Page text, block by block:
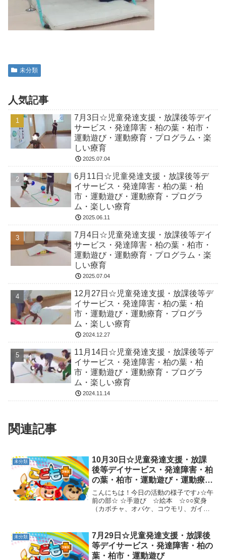
未分類
人気記事
7月3日☆児童発達支援・放課後等デイ
サービス・発達障害・柏の葉・柏市・
運動遊び・運動療育・プログラム・楽
しい療育
2025.07.04
6月11日☆児童発達支援・放課後等デ
イサービス・発達障害・柏の葉・柏
市・運動遊び・運動療育・プログラ
ム・楽しい療育
2025.06.11
7月4日☆児童発達支援・放課後等デイ
サービス・発達障害・柏の葉・柏市・
運動遊び・運動療育・プログラム・楽
しい療育
2025.07.04
12月27日☆児童発達支援・放課後等デ
イサービス・発達障害・柏の葉・柏
市・運動遊び・運動療育・プログラ
ム・楽しい療育
2024.12.27
11月14日☆児童発達支援・放課後等デ
イサービス・発達障害・柏の葉・柏
市・運動遊び・運動療育・プログラ
ム・楽しい療育
2024.11.14
関連記事
未分類
10月30日☆児童発達支援・放課
後等デイサービス・発達障害・柏
の葉・柏市・運動遊び・運動療
育・プログラム・楽しい療育
こんにちは！今日の活動の様子です♪☆午
前の部☆ ☆手遊び ☆絵本 ☆○○変身
（カボチャ、オバケ、コウモリ、ガイコ
マ歩き→岩渡り→巨大くもの巣くぐり→
カエルジャンプ→山...
未分類
7月29日☆児童発達支援・放課後
等デイサービス・発達障害・柏の
葉・柏市・運動遊び